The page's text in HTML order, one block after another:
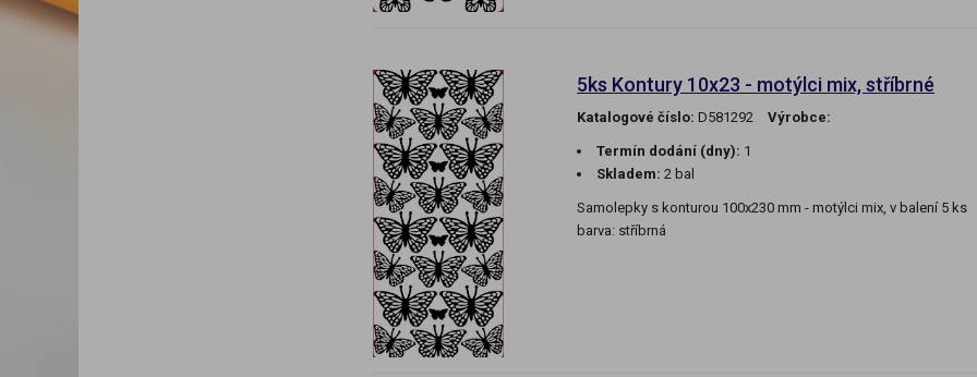
5ks Kontury 10x23 - motýlci mix, stříbrné
Katalogové číslo: D581292 Výrobce:
Termín dodání (dny): 1
Skladem: 2 bal
Samolepky s konturou 100x230 mm - motýlci mix, v balení 5 ks
barva: stříbrná